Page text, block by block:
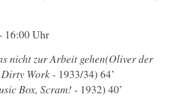
16:00 Uhr
nicht zur Arbeit gehen(Oliver der
Dirty Work- 1933/34) 64’
Box, Scram!- 1932) 40’